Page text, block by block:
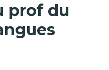
prof du